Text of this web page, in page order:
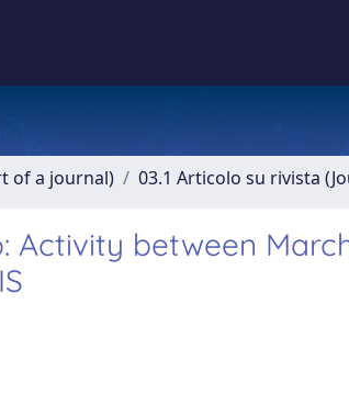
of a journal) 03.1 Articolo su rivista
between